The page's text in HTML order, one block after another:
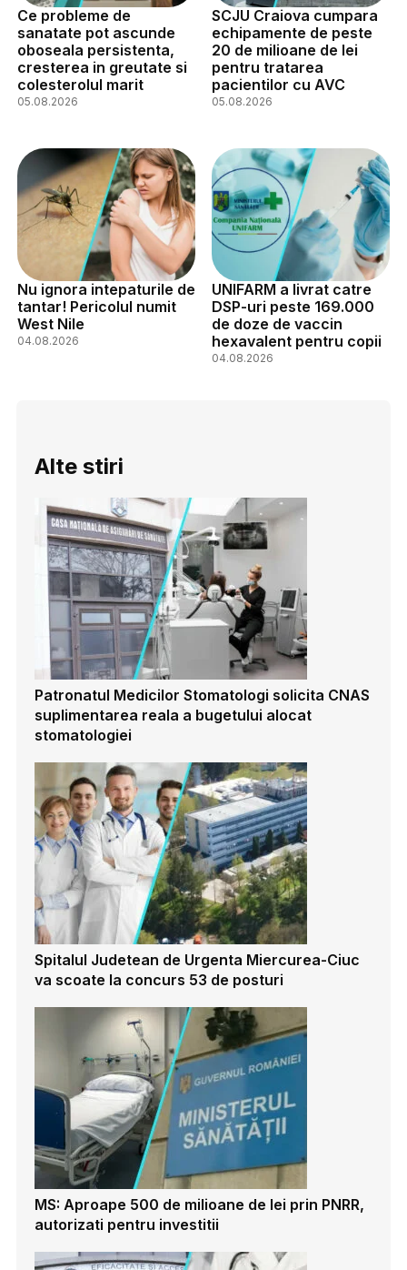
Ce probleme de
sanatate pot ascunde
oboseala persistenta,
cresterea in greutate si
colesterolul marit
05.08.2026
SCJU Craiova cumpara
echipamente de peste
20 de milioane de lei
pentru tratarea
pacientilor cu AVC
05.08.2026
Nu ignora intepaturile de
tantar! Pericolul numit
West Nile
04.08.2026
UNIFARM a livrat catre
DSP-uri peste 169.000
de doze de vaccin
hexavalent pentru copii
04.08.2026
Alte stiri
Patronatul Medicilor Stomatologi solicita CNAS
suplimentarea reala a bugetului alocat
stomatologiei
Spitalul Judetean de Urgenta Miercurea-Ciuc
va scoate la concurs 53 de posturi
MS: Aproape 500 de milioane de lei prin PNRR,
autorizati pentru investitii